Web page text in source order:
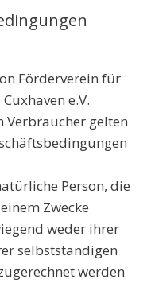
Förderverein für
e.V.
Verbraucher gelten
Person, die
Zwecke
weder ihrer
selbstständigen
werden